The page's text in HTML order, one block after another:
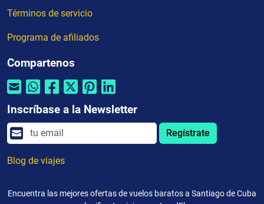
Términos de servicio
Programa de afiliados
Compartenos
Inscríbase a la Newsletter
Regístrate
Blog de viajes
Encuentra las mejores ofertas de vuelos baratos a Santiago de Cuba